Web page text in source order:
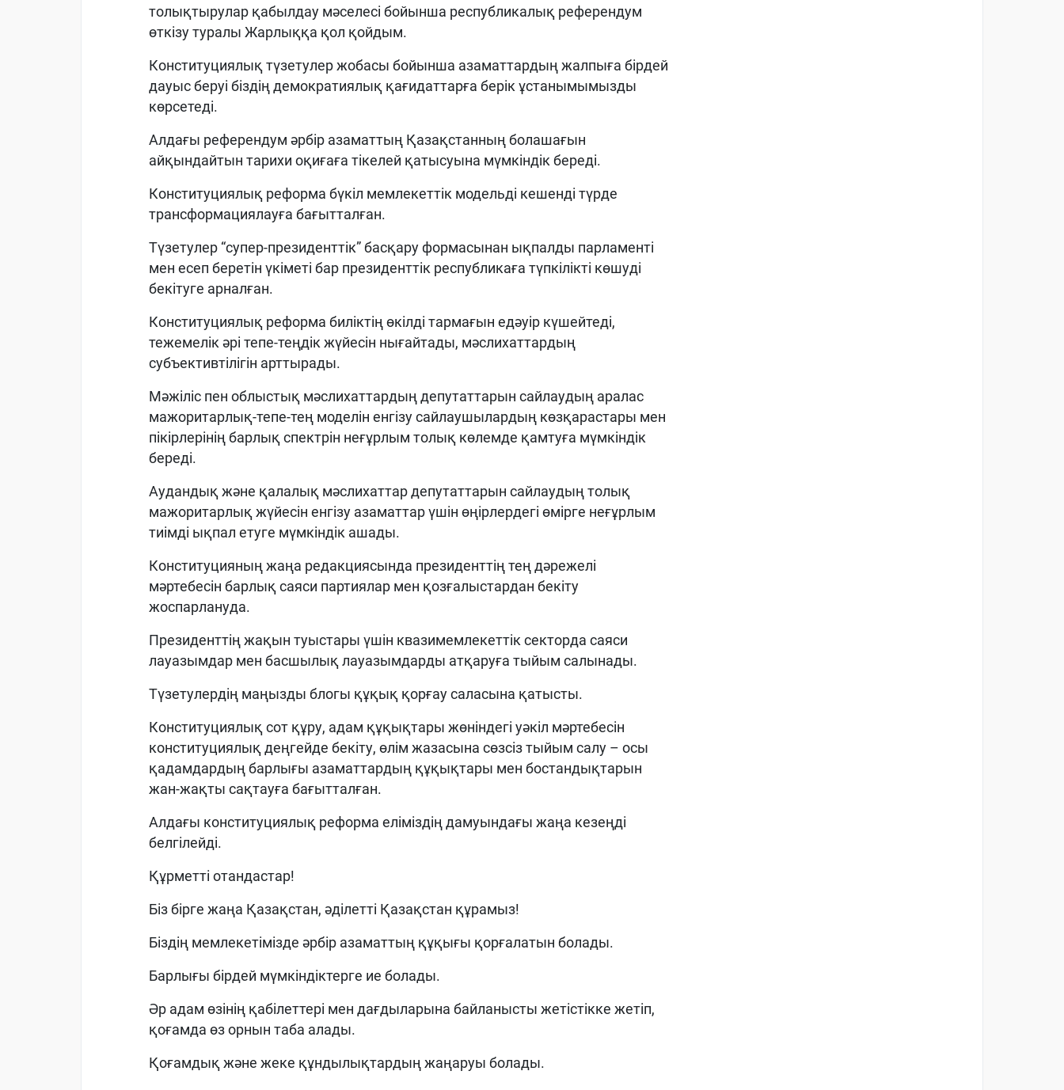
толықтырулар қабылдау мәселесі бойынша республикалық референдум
өткізу туралы Жарлыққа қол қойдым.
Конституциялық түзетулер жобасы бойынша азаматтардың жалпыға бірдей
дауыс беруі біздің демократиялық қағидаттарға берік ұстанымымызды
көрсетеді.
Алдағы референдум әрбір азаматтың Қазақстанның болашағын
айқындайтын тарихи оқиғаға тікелей қатысуына мүмкіндік береді.
Конституциялық реформа бүкіл мемлекеттік модельді кешенді түрде
трансформациялауға бағытталған.
Түзетулер “супер-президенттік” басқару формасынан ықпалды парламенті
мен есеп беретін үкіметі бар президенттік республикаға түпкілікті көшуді
бекітуге арналған.
Конституциялық реформа биліктің өкілді тармағын едәуір күшейтеді,
тежемелік әрі тепе-теңдік жүйесін нығайтады, мәслихаттардың
субъективтілігін арттырады.
Мәжіліс пен облыстық мәслихаттардың депутаттарын сайлаудың аралас
мажоритарлық-тепе-тең моделін енгізу сайлаушылардың көзқарастары мен
пікірлерінің барлық спектрін неғұрлым толық көлемде қамтуға мүмкіндік
береді.
Аудандық және қалалық мәслихаттар депутаттарын сайлаудың толық
мажоритарлық жүйесін енгізу азаматтар үшін өңірлердегі өмірге неғұрлым
тиімді ықпал етуге мүмкіндік ашады.
Конституцияның жаңа редакциясында президенттің тең дәрежелі
мәртебесін барлық саяси партиялар мен қозғалыстардан бекіту
жоспарлануда.
Президенттің жақын туыстары үшін квазимемлекеттік секторда саяси
лауазымдар мен басшылық лауазымдарды атқаруға тыйым салынады.
Түзетулердің маңызды блогы құқық қорғау саласына қатысты.
Конституциялық сот құру, адам құқықтары жөніндегі уәкіл мәртебесін
конституциялық деңгейде бекіту, өлім жазасына сөзсіз тыйым салу – осы
қадамдардың барлығы азаматтардың құқықтары мен бостандықтарын
жан-жақты сақтауға бағытталған.
Алдағы конституциялық реформа еліміздің дамуындағы жаңа кезеңді
белгілейді.
Құрметті отандастар!
Біз бірге жаңа Қазақстан, әділетті Қазақстан құрамыз!
Біздің мемлекетімізде әрбір азаматтың құқығы қорғалатын болады.
Барлығы бірдей мүмкіндіктерге ие болады.
Әр адам өзінің қабілеттері мен дағдыларына байланысты жетістікке жетіп,
қоғамда өз орнын таба алады.
Қоғамдық және жеке құндылықтардың жаңаруы болады.